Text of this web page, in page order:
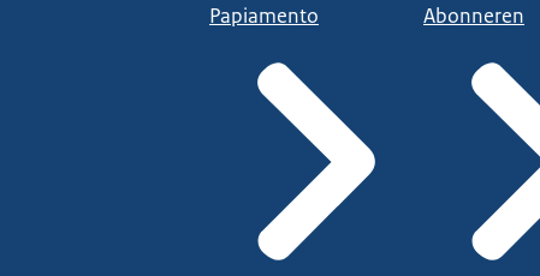
Papiamento Abonneren